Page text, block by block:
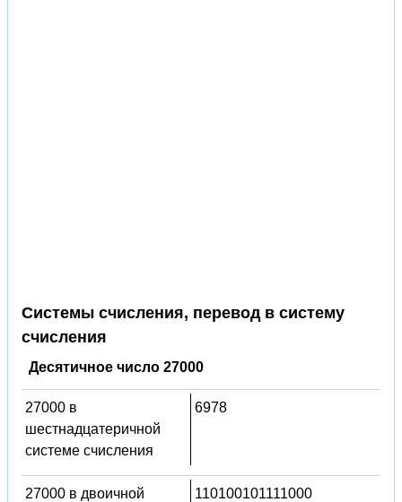
Системы счисления, перевод в систему
счисления
Десятичное число 27000
27000 в
шестнадцатеричной
системе счисления
6978
27000 в двоичной
110100101111000